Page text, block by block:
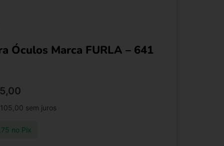
Óculos Marca FURLA – 641
105,00 sem juros
no Pix